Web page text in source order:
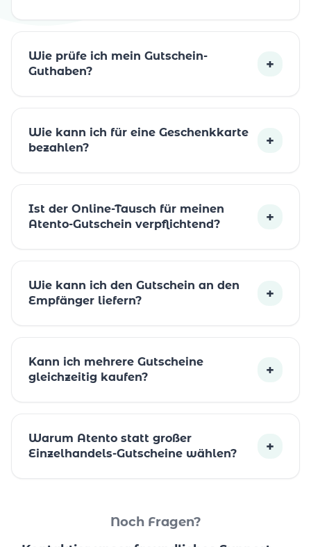
Wie prüfe ich mein Gutschein-
Guthaben?
+
Wie kann ich für eine Geschenkkarte
bezahlen?
+
Ist der Online-Tausch für meinen
Atento-Gutschein verpflichtend?
+
Wie kann ich den Gutschein an den
Empfänger liefern?
+
Kann ich mehrere Gutscheine
gleichzeitig kaufen?
+
Warum Atento statt großer
Einzelhandels-Gutscheine wählen?
+
Noch Fragen?